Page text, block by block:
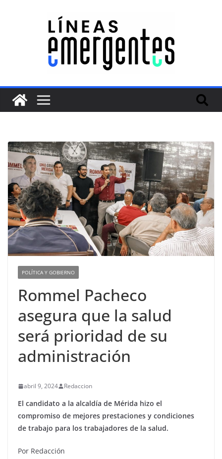
POLÍTICA Y GOBIERNO
Rommel Pacheco
asegura que la salud
será prioridad de su
administración
abril 9, 2024 Redaccion
El candidato a la alcaldía de Mérida hizo el
compromiso de mejores prestaciones y condiciones
de trabajo para los trabajadores de la salud.
Por Redacción